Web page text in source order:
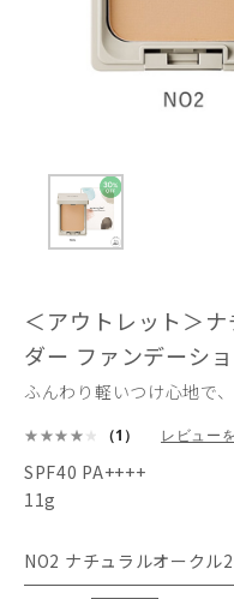
＜アウトレット＞
ダー ファンデーシ
ふんわり軽いつけ心地で
（1） レビュー
SPF40 PA++++
11g
NO2 ナチュラルオークル2